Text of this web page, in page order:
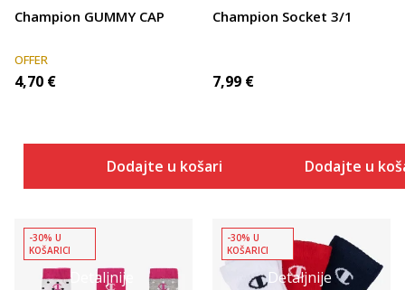
Champion GUMMY CAP
OFFER
4,70 €
Dodajte u košaricu
Champion Socket 3/1
7,99 €
Dodajte u
Detaljnije
-30% U
KOŠARICI
Detaljnije
-30% U
KOŠARICI